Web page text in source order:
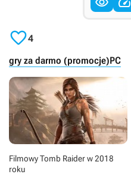
4
gry za darmo (promocje)PC
Filmowy Tomb Raider w 2018
roku